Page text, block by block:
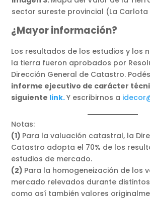
sector sureste provincial (La Carlota
¿Mayor información?
Los resultados de los estudios y los
la tierra fueron aprobados por
Dirección General de Catastro.
informe ejecutivo de carácter
siguiente link.Y escribirnos a
Notas:
(1) Para la valuación catastral, la
Catastro adopta el 70% de los
estudios de mercado.
(2) Para la homogeneización de los
mercado relevados durante distintos
como así también valores